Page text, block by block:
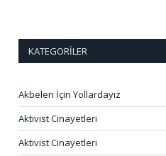
KATEGORILER
Akbelen İçin Yollardayız
Aktivist Cinayetleri
Aktivist Cinayetleri